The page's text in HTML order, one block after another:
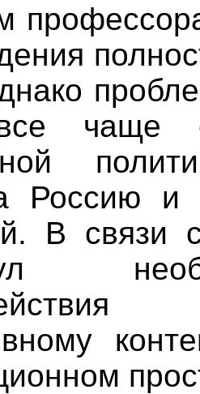
чаще
Россию
В связи